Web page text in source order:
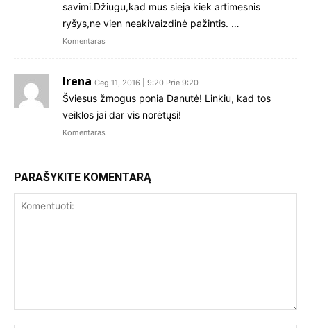
savimi.Džiugu,kad mus sieja kiek artimesnis
ryšys,ne vien neakivaizdinė pažintis. …
Komentaras
Irena Geg 11, 2016 | 9:20 Prie 9:20
Šviesus žmogus ponia Danutė! Linkiu, kad tos
veiklos jai dar vis norėtųsi!
Komentaras
PARAŠYKITE KOMENTARĄ